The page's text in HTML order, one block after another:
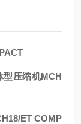
型压缩机MCH
ET COMP